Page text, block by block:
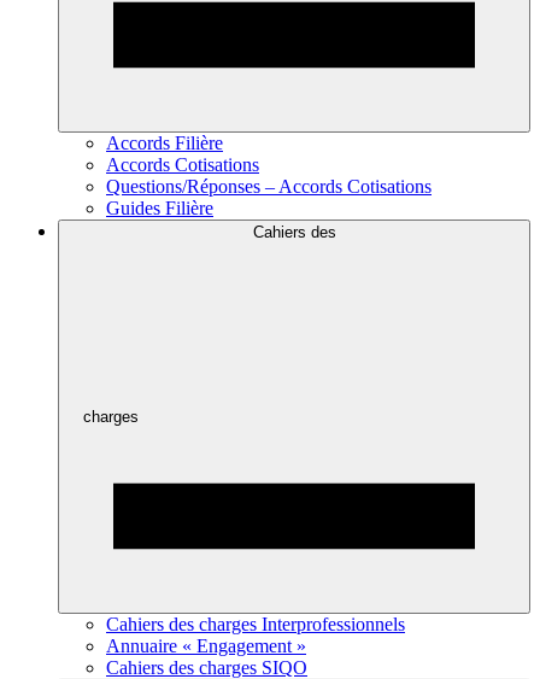
Accords Filière
Accords Cotisations
Questions/Réponses – Accords Cotisations
Guides Filière
Cahiers des
charges
Cahiers des charges Interprofessionnels
Annuaire « Engagement »
Cahiers des charges SIQO